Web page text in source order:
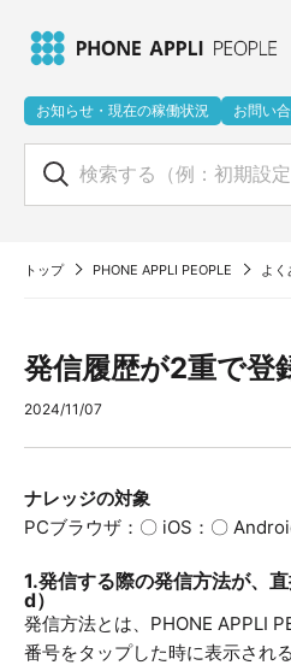
お知らせ・現在の稼働状況 お問い
トップ PHONE APPLI PEOPLE よ
発信履歴が2重で登
2024/11/07
ナレッジの対象
PCブラウザ：〇 iOS：〇
1.発信する際の発信方法が、
d）
発信方法とは、PHONE APPLI
番号をタップした時に表示され